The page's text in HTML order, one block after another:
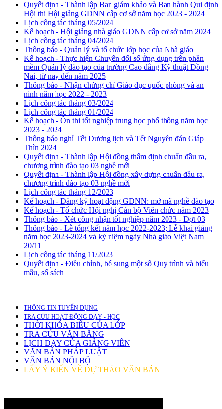
Quyết định - Thành lập Ban giám khảo và Ban hành Qui định
Hội thi Hội giảng GDNN cấp cơ sở năm học 2023 - 2024
Lịch công tác tháng 05/2024
Kế hoạch - Hội giảng nhà giáo GDNN cấp cơ sở năm 2024
Lịch công tác tháng 04/2024
Thông báo - Quản lý và tổ chức lớp học của Nhà giáo
Kế hoạch - Thực hiện Chuyển đổi số ứng dụng trên phần
mềm Quản lý đào tạo của trường Cao đẳng Kỹ thuật Đồng
Nai, từ nay đến năm 2025
Thông báo - Nhận chứng chỉ Giáo dục quốc phòng và an
ninh năm học 2022 - 2023
Lịch công tác tháng 03/2024
Lịch công tác tháng 01/2024
Kế hoạch - Ôn thi tốt nghiệp trung học phổ thông năm học
2023 - 2024
Thông báo nghỉ Tết Dương lịch và Tết Nguyên đán Giáp
Thìn 2024
Quyết định - Thành lập Hội đồng thẩm định chuẩn đầu ra,
chương trình đào tạo 03 nghề mới
Quyết định - Thành lập Hội đồng xây dựng chuẩn đầu ra,
chương trình đào tạo 03 nghề mới
Lịch công tác tháng 12/2023
Kế hoạch - Đăng ký hoạt động GDNN: mở mã nghề đào tạo
Kế hoạch - Tổ chức Hội nghị Cán bộ Viên chức năm 2023
Thông báo - Xét công nhận tốt nghiệp năm 2023 - Đợt 03
Thông báo - Lễ tổng kết năm học 2022-2023; Lễ khai giảng
năm học 2023-2024 và kỷ niệm ngày Nhà giáo Việt Nam
20/11
Lịch công tác tháng 11/2023
Quyết định - Điều chỉnh, bổ sung một số Quy trình và biểu
mẫu, sổ sách
THÔNG TIN TUYỂN DỤNG
TRA CỨU HOẠT ĐỘNG DẠY - HỌC
THỜI KHÓA BIỂU CỦA LỚP
TRA CỨU VĂN BẰNG
LỊCH DẠY CỦA GIẢNG VIÊN
VĂN BẢN PHÁP LUẬT
VĂN BẢN NỘI BỘ
LẤY Ý KIẾN VỀ DỰ THẢO VĂN BẢN